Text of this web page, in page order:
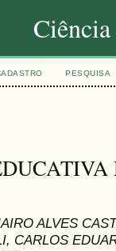
PESQUISA
ALVES
CARLOS